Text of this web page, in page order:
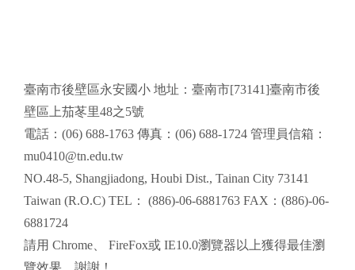
頁尾區域內容
臺南市後壁區永安國小 地址：臺南市[73141]臺南市後
壁區上茄苳里48之5號
電話：(06) 688-1763 傳真：(06) 688-1724 管理員信箱：
mu0410@tn.edu.tw
NO.48-5, Shangjiadong, Houbi Dist., Tainan City 73141
Taiwan (R.O.C) TEL： (886)-06-6881763 FAX：(886)-06-
6881724
請用 Chrome FireFox或 IE10.0瀏覽器以上獲得最佳瀏
覽效果，謝謝！